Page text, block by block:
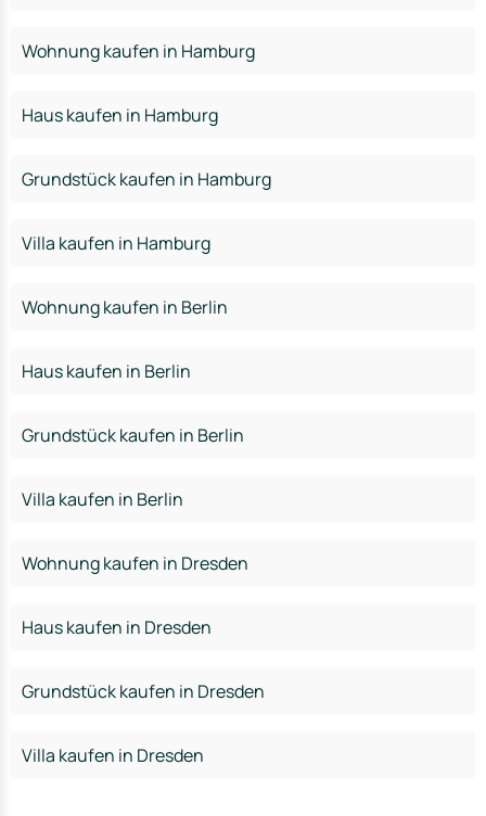
Wohnung kaufen in Hamburg
Haus kaufen in Hamburg
Grundstück kaufen in Hamburg
Villa kaufen in Hamburg
Wohnung kaufen in Berlin
Haus kaufen in Berlin
Grundstück kaufen in Berlin
Villa kaufen in Berlin
Wohnung kaufen in Dresden
Haus kaufen in Dresden
Grundstück kaufen in Dresden
Villa kaufen in Dresden